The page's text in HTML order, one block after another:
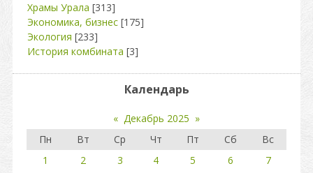
Храмы Урала [313]
Экономика, бизнес [175]
Экология [233]
История комбината [3]
Календарь
« Декабрь 2025 »
Пн
Вт Ср Чт Пт Сб
Вс
1
2 3 4 5 6
7